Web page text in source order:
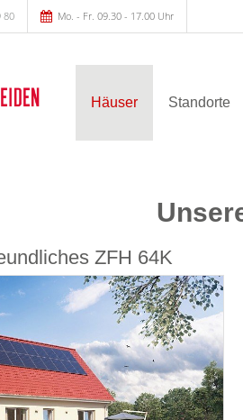
80 Mo. - Fr. 09.30 - 17.00 Uhr
Häuser Standorte
ZFH 64K